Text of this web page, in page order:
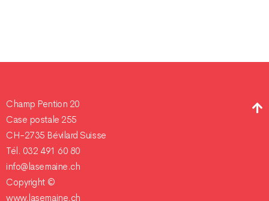
Champ Pention 20
Case postale 255
CH-2735 Bévilard Suisse
Tél. 032 491 60 80
info@lasemaine.ch
Copyright ©
www.lasemaine.ch